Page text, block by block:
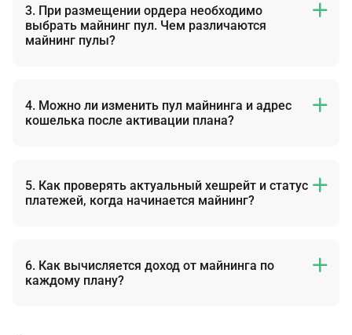
изначальные дни потребления электричества ->
выберите способ оплаты -> отправьте ордер -> выберите
способ оплаты -> оплатите всю сумму в течение 6 часов.
3. При размещении ордера необходимо
выбрать майнинг пул. Чем различаются
майнинг пулы?

и поддерживаемые криптовалюты.
Более подробная информация указана в статье нашего
4. Можно ли изменить пул майнинга и адрес
кошелька после активации плана?

В режиме «Ускоренный» Можно изменить адрес
кошелька, но не пул майнинга.
или «Хешрейт» в зависимости от плана, в который
вносите изменения. При этом потребуется подтвердить
5. Как проверять актуальный хешрейт и статус
платежей, когда начинается майнинг?

полученную криптовалюту напрямую на адрес вашего
кошелька.
6. Как вычисляется доход от майнинга по
каждому плану?
